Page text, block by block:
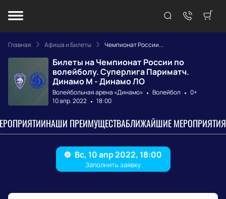
Главная Афиша и Билеты Чемпионат России...
Билеты на Чемпионат России по
волейболу. Суперлига Париматч.
Динамо М - Динамо ЛО
Волейбольная арена «Динамо» Волейбол
0+
10 апр. 2022
18:00
НАШИ ПРЕИМУЩЕСТВАБЛИЖАЙШИЕ МЕРОПРИЯТИЯ